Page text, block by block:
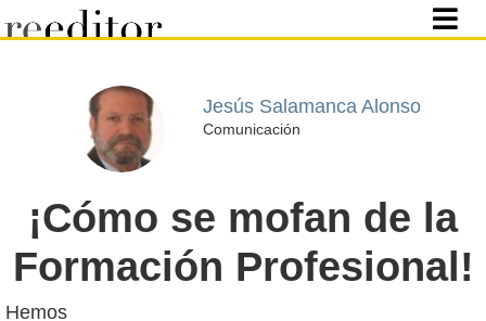
Jesús Salamanca Alonso
Comunicación
¡Cómo se mofan de la
Formación Profesional!
Hemos